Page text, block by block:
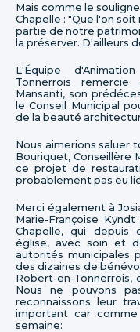
Mais comme le
Chapelle : "Que l'on
partie de notre
la préserver. D'ailleurs
L'Équipe
Tonnerrois remercie
Mansanti, son
le Conseil Municipal
de la beauté
Nous aimerions saluer
Bouriquet, Conseillère
ce projet de
probablement pas eu
Merci également à
Marie-Françoise
Chapelle, qui depuis
église, avec soin et
autorités municipales
des dizaines de
Robert-en-Tonnerrois,
Nous ne pouvons
reconnaissons leur
important car
semaine: